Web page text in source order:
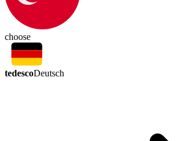
choose
tedescoDeutsch